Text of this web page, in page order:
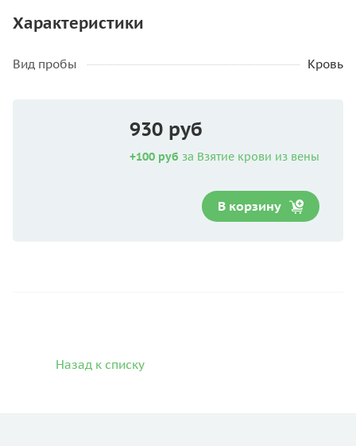
Характеристики
Вид пробы Кровь
930 руб
+100 руб за Взятие крови из вены
В корзину
Назад к списку